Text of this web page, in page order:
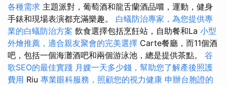
各種需求 主題派對，葡萄酒和龍舌蘭酒品嚐，運動，健身
手錶和現場表演都充滿樂趣。 白蟻防治專家，為您提供專
業的白蟻防治方案 飲食選擇包括烹飪站，自助餐和La 小型
外燴推薦，適合親友聚會的完美選擇 Carte餐廳，而11個酒
吧，包括一個海灘酒吧和兩個游泳池，總是提供茶點。 谷
歌SEO的最佳實踐 月嫂一天多少錢，幫助您了解產後照護
費用 Riu 專業眼科服務，照顧您的視力健康 申辦台胞證的